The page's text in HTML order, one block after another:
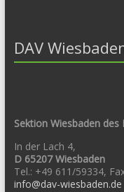
DAV
Sektion Wiesbaden des
In der Lach 4,
D 65207 Wiesbaden
Tel.: +49 611/59334,
info@dav-wiesbaden.de